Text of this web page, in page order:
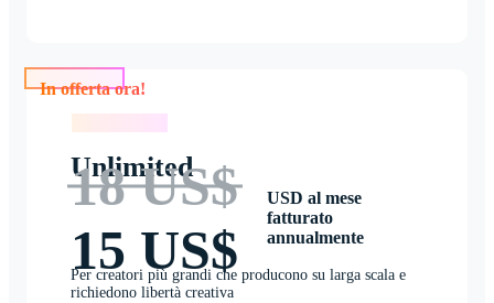
Unlimited
18 US$
15 US$
USD al mese
fatturato
annualmente
Per creatori più grandi che producono su larga scala e
richiedono libertà creativa